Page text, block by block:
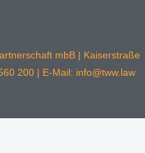
mbB | Kaiserstraße
200 | E-Mail: info@tww.law